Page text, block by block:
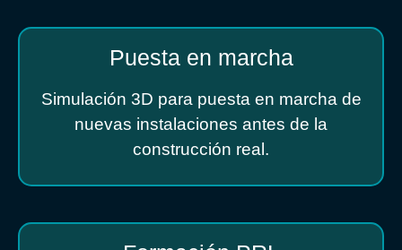
Puesta en marcha
Simulación 3D para puesta en marcha de
nuevas instalaciones antes de la
construcción real.